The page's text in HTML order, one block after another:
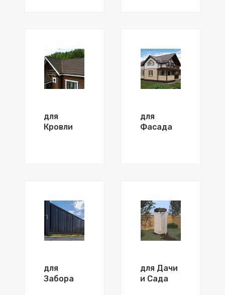
для
Кровли
для
Фасада
для
Забора
для Дачи
и Сада